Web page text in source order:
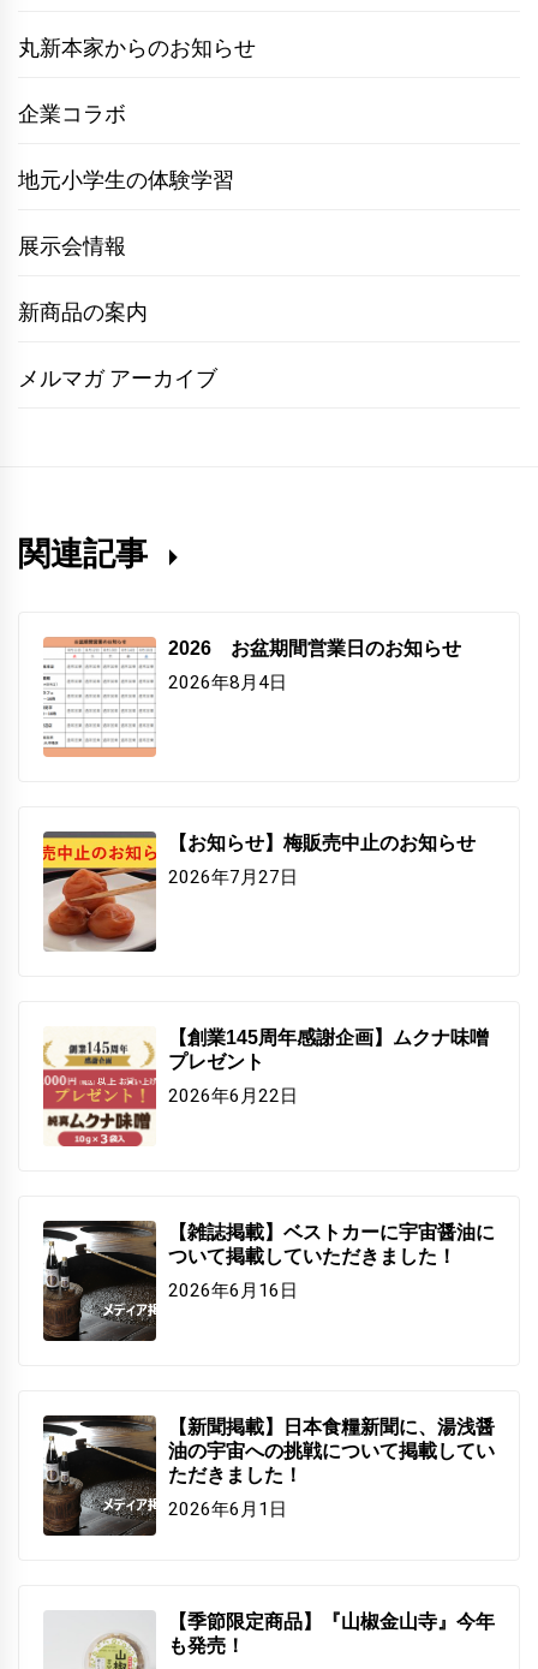
丸新本家からのお知らせ
企業コラボ
地元小学生の体験学習
展示会情報
新商品の案内
メルマガ アーカイブ
関連記事
2026 お盆期間営業日のお知らせ
2026年8月4日
【お知らせ】梅販売中止のお知らせ
2026年7月27日
【創業145周年感謝企画】ムクナ味噌
プレゼント
2026年6月22日
【雑誌掲載】ベストカーに宇宙醤油に
ついて掲載していただきました！
2026年6月16日
【新聞掲載】日本食糧新聞に、湯浅醤
油の宇宙への挑戦について掲載してい
ただきました！
2026年6月1日
【季節限定商品】『山椒金山寺』今年
も発売！